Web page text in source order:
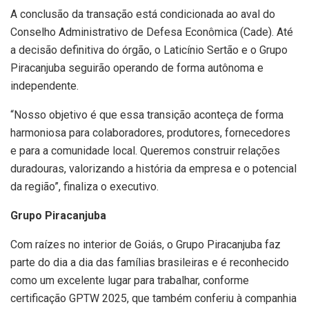
A conclusão da transação está condicionada ao aval do
Conselho Administrativo de Defesa Econômica (Cade). Até
a decisão definitiva do órgão, o Laticínio Sertão e o Grupo
Piracanjuba seguirão operando de forma autônoma e
independente.
“Nosso objetivo é que essa transição aconteça de forma
harmoniosa para colaboradores, produtores, fornecedores
e para a comunidade local. Queremos construir relações
duradouras, valorizando a história da empresa e o potencial
da região”, finaliza o executivo.
Grupo Piracanjuba
Com raízes no interior de Goiás, o Grupo Piracanjuba faz
parte do dia a dia das famílias brasileiras e é reconhecido
como um excelente lugar para trabalhar, conforme
certificação GPTW 2025, que também conferiu à companhia